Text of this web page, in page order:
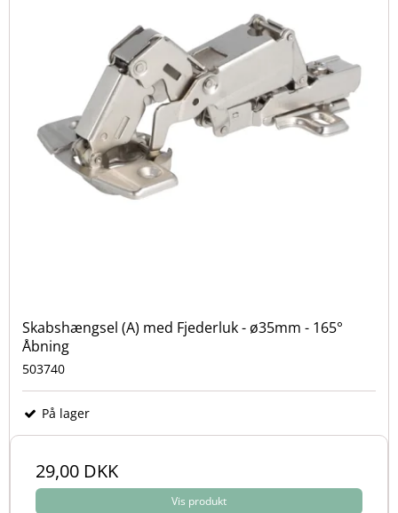
Skabshængsel (A) med Fjederluk - ø35mm - 165°
Åbning
503740
På lager
29,00 DKK
Vis produkt